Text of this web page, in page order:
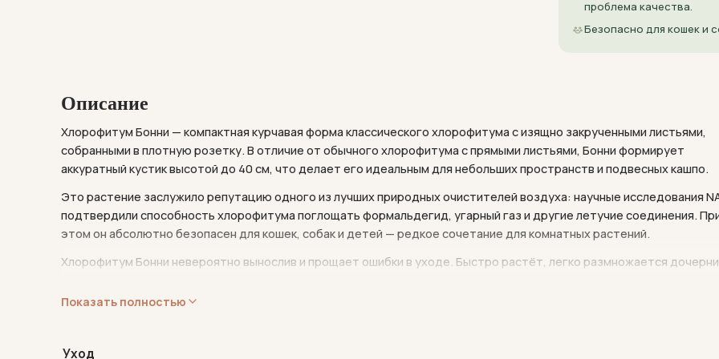
проблема качества.
Безопасно для кошек и
Описание
Хлорофитум Бонни — компактная курчавая форма классического хлорофитума с изящно закрученными листьями,
собранными в плотную розетку. В отличие от обычного хлорофитума с прямыми листьями, Бонни формирует
аккуратный кустик высотой до 40 см, что делает его идеальным для небольших пространств и подвесных кашпо.
Это растение заслужило репутацию одного из лучших природных очистителей воздуха: научные исследования
подтвердили способность хлорофитума поглощать формальдегид, угарный газ и другие летучие соединения.
этом он абсолютно безопасен для кошек, собак и детей — редкое сочетание для комнатных растений.
Хлорофитум Бонни невероятно вынослив и прощает ошибки в уходе. Быстро растёт, легко размножается
звёздочками. Идеальный выбор для начинающих и занятых людей.
Показать полностью
Уход